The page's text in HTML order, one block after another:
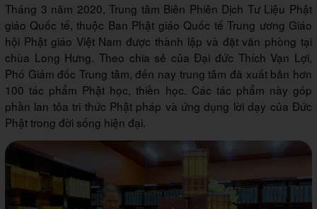
Tháng 3 năm 2020, Trung tâm Biên Phiên Dịch Tư Liệu Phật
giáo Quốc tế, thuộc Ban Phật giáo Quốc tế Trung ương Giáo
hội Phật giáo Việt Nam được thành lập và đặt văn phòng tại
chùa Long Hưng. Theo chia sẻ của Đại đức Thích Vạn Lợi,
Phó Giám đốc Trung tâm, đến nay trung tâm đã xuất bản hơn
100 tác phẩm Phật học, thiền học. Các tác phẩm này góp
phần lan tỏa tri thức Phật pháp và ứng dụng lời dạy của Đức
Phật trong đời sống hiện đại.